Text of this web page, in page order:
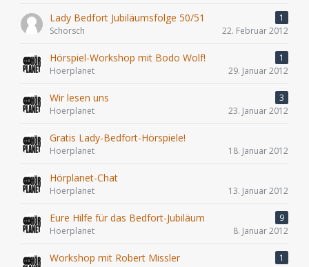
Lady Bedfort Jubiläumsfolge 50/51
1
Schorsch
22. Februar 2012
Hörspiel-Workshop mit Bodo Wolf!
1
Hoerplanet
29. Januar 2012
Wir lesen uns
3
Hoerplanet
23. Januar 2012
Gratis Lady-Bedfort-Hörspiele!
Hoerplanet 18. Januar 2012
Hörplanet-Chat
Hoerplanet 13. Januar 2012
Eure Hilfe für das Bedfort-Jubiläum
9
Hoerplanet
8. Januar 2012
Workshop mit Robert Missler
1